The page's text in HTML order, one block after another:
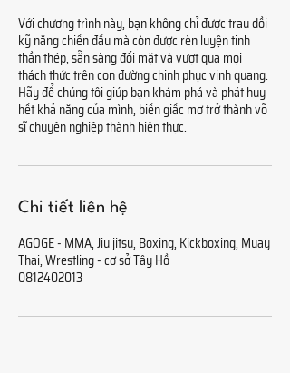
Với chương trình này, bạn không chỉ được trau dồi
kỹ năng chiến đấu mà còn được rèn luyện tinh
thần thép, sẵn sàng đối mặt và vượt qua mọi
thách thức trên con đường chinh phục vinh quang.
Hãy để chúng tôi giúp bạn khám phá và phát huy
hết khả năng của mình, biến giấc mơ trở thành võ
sĩ chuyên nghiệp thành hiện thực.
Chi tiết liên hệ
AGOGE - MMA, Jiu jitsu, Boxing, Kickboxing, Muay
Thai, Wrestling - cơ sở Tây Hồ
0812402013